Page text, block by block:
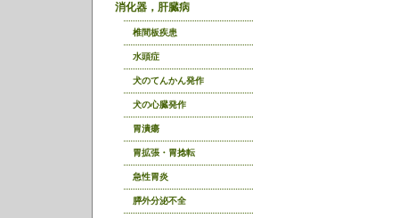
消化器，肝臓病
椎間板疾患
水頭症
犬のてんかん発作
犬の心臓発作
胃潰瘍
胃拡張・胃捻転
急性胃炎
膵外分泌不全